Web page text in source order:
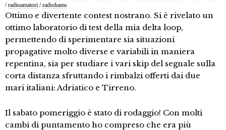
/radioamatori /radiohams
Ottimo e divertente contest nostrano. Si è rivelato un
ottimo laboratorio di test della mia delta loop,
permettendo di sperimentare sia situazioni
propagative molto diverse e variabili in maniera
repentina, sia per studiare i vari skip del segnale sulla
corta distanza sfruttando i rimbalzi offerti dai due
mari italiani: Adriatico e Tirreno.
Il sabato pomeriggio è stato di rodaggio! Con molti
cambi di puntamento ho compreso che era più